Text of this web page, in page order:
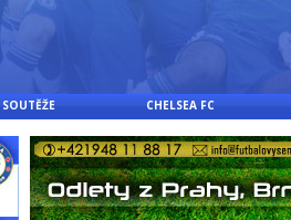
SOUTĚŽE CHELSEA FC